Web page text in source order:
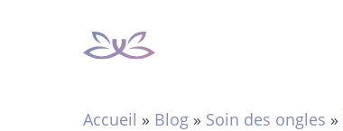
Accueil » Blog » Soin des ongles »